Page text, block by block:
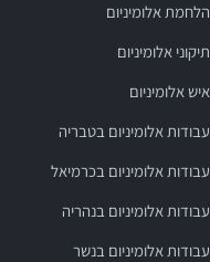
הלחמת אלומיניום
תיקוני אלומיניום
איש אלומיניום
עבודות אלומיניום בטבריה
עבודות אלומיניום בכרמיאל
עבודות אלומיניום בנהריה
עבודות אלומיניום בנשר